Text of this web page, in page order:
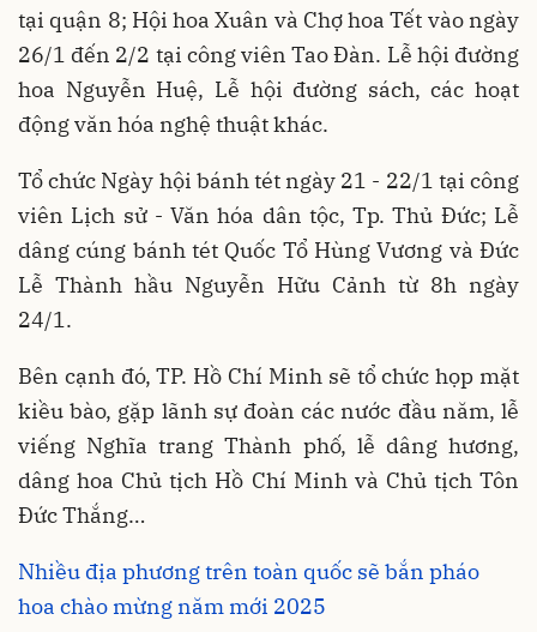
tại quận 8; Hội hoa Xuân và Chợ hoa Tết vào ngày
26/1 đến 2/2 tại công viên Tao Đàn. Lễ hội đường
hoa Nguyễn Huệ, Lễ hội đường sách, các hoạt
động văn hóa nghệ thuật khác.
Tổ chức Ngày hội bánh tét ngày 21 - 22/1 tại công
viên Lịch sử - Văn hóa dân tộc, Tp. Thủ Đức; Lễ
dâng cúng bánh tét Quốc Tổ Hùng Vương và Đức
Lễ Thành hầu Nguyễn Hữu Cảnh từ 8h ngày
24/1.
Bên cạnh đó, TP. Hồ Chí Minh sẽ tổ chức họp mặt
kiều bào, gặp lãnh sự đoàn các nước đầu năm, lễ
viếng Nghĩa trang Thành phố, lễ dâng hương,
dâng hoa Chủ tịch Hồ Chí Minh và Chủ tịch Tôn
Đức Thắng…
Nhiều địa phương trên toàn quốc sẽ bắn pháo
hoa chào mừng năm mới 2025